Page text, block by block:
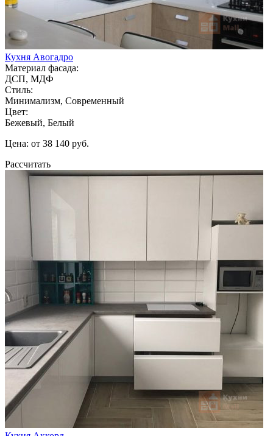
Кухня Авогадро
Материал фасада:
ДСП, МДФ
Стиль:
Минимализм, Современный
Цвет:
Бежевый, Белый
Цена: от 38 140 руб.
Рассчитать